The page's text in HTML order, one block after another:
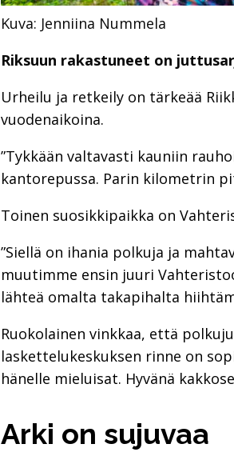
Kuva: Jenniina Nummela
Riksuun rakastuneet on
Urheilu ja retkeily on tärkeää
vuodenaikoina.
”Tykkään valtavasti kauniin
kantorepussa. Parin kilometrin
Toinen suosikkipaikka on
”Siellä on ihania polkuja ja
muutimme ensin juuri
lähteä omalta takapihalta
Ruokolainen vinkkaa, että
laskettelukeskuksen rinne on
hänelle mieluisat. Hyvänä
Arki on sujuvaa